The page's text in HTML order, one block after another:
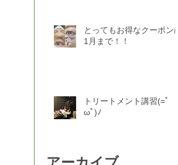
とってもお得なクーポンは
1月まで！！
トリートメント講習(=ﾟ
ωﾟ)ﾉ